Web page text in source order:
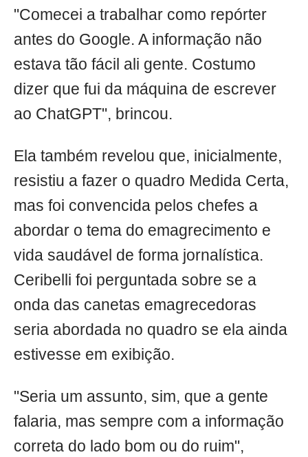
"Comecei a trabalhar como repórter
antes do Google. A informação não
estava tão fácil ali gente. Costumo
dizer que fui da máquina de escrever
ao ChatGPT", brincou.
Ela também revelou que, inicialmente,
resistiu a fazer o quadro Medida Certa,
mas foi convencida pelos chefes a
abordar o tema do emagrecimento e
vida saudável de forma jornalística.
Ceribelli foi perguntada sobre se a
onda das canetas emagrecedoras
seria abordada no quadro se ela ainda
estivesse em exibição.
"Seria um assunto, sim, que a gente
falaria, mas sempre com a informação
correta do lado bom ou do ruim",